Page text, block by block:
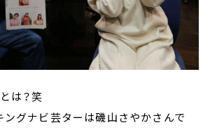
は？笑
ングナビ芸ターは磯山さやかさんで